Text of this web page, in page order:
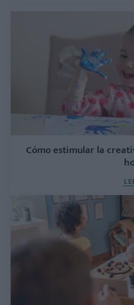
Cómo estimular la